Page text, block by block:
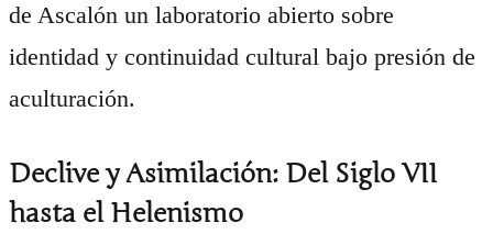
de Ascalón un laboratorio abierto sobre
identidad y continuidad cultural bajo presión de
aculturación.
Declive y Asimilación: Del Siglo VII
hasta el Helenismo